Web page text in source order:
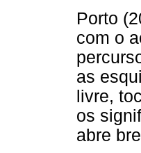
Porto
com o
as
livre,
os
abre